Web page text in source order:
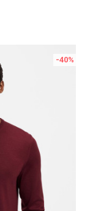
-40%